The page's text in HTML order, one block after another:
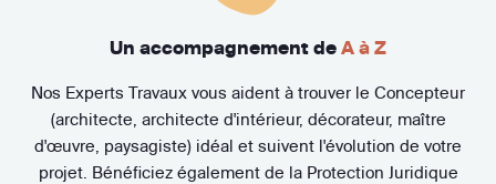
Un accompagnement de A à Z
Nos Experts Travaux vous aident à trouver le Concepteur
(architecte, architecte d'intérieur, décorateur, maître
d'œuvre, paysagiste) idéal et suivent l'évolution de votre
projet. Bénéficiez également de la Protection Juridique